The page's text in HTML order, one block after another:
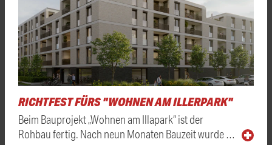
RICHTFEST FÜRS "WOHNEN AM ILLERPARK"
Beim Bauprojekt „Wohnen am Illapark“ ist der
Rohbau fertig. Nach neun Monaten Bauzeit wurde …